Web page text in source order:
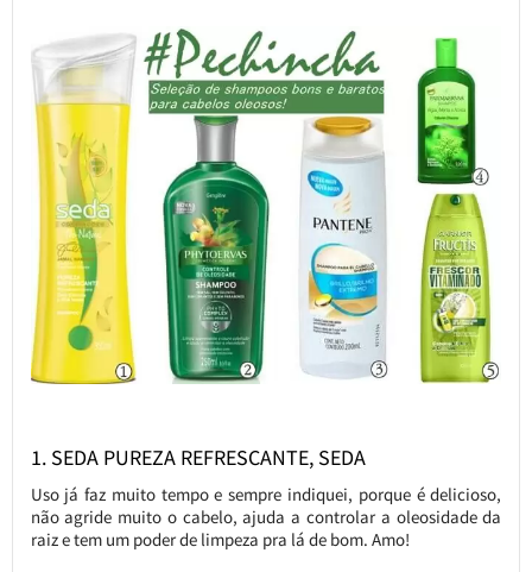
1. SEDA PUREZA REFRESCANTE, SEDA
Uso já faz muito tempo e sempre indiquei, porque é delicioso,
não agride muito o cabelo, ajuda a controlar a oleosidade da
raiz e tem um poder de limpeza pra lá de bom. Amo!